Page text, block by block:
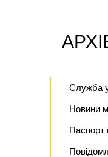
Служба
Новини
Паспорт